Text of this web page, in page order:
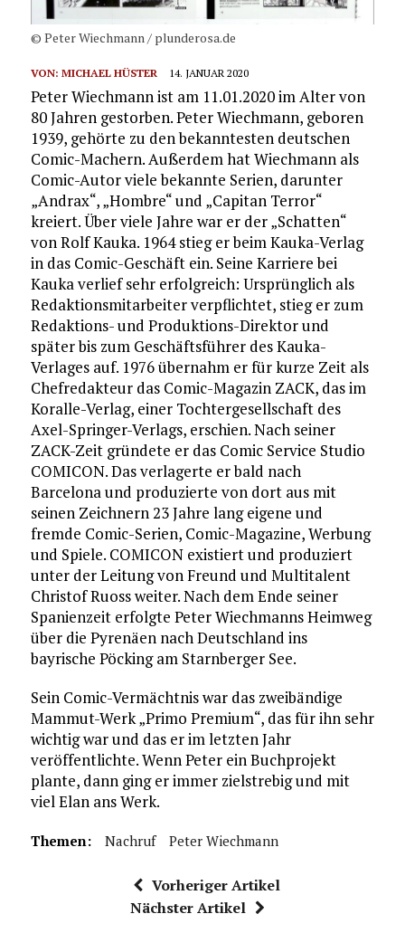
© Peter Wiechmann / plunderosa.de
VON: MICHAEL HÜSTER 14. JANUAR 2020
Peter Wiechmann ist am 11.01.2020 im Alter von
80 Jahren gestorben. Peter Wiechmann, geboren
1939, gehörte zu den bekanntesten deutschen
Comic-Machern. Außerdem hat Wiechmann als
Comic-Autor viele bekannte Serien, darunter
„Andrax“, „Hombre“ und „Capitan Terror“
kreiert. Über viele Jahre war er der „Schatten“
von Rolf Kauka. 1964 stieg er beim Kauka-Verlag
in das Comic-Geschäft ein. Seine Karriere bei
Kauka verlief sehr erfolgreich: Ursprünglich als
Redaktionsmitarbeiter verpflichtet, stieg er zum
Redaktions- und Produktions-Direktor und
später bis zum Geschäftsführer des Kauka-
Verlages auf. 1976 übernahm er für kurze Zeit als
Chefredakteur das Comic-Magazin ZACK, das im
Koralle-Verlag, einer Tochtergesellschaft des
Axel-Springer-Verlags, erschien. Nach seiner
ZACK-Zeit gründete er das Comic Service Studio
COMICON. Das verlagerte er bald nach
Barcelona und produzierte von dort aus mit
seinen Zeichnern 23 Jahre lang eigene und
fremde Comic-Serien, Comic-Magazine, Werbung
und Spiele. COMICON existiert und produziert
unter der Leitung von Freund und Multitalent
Christof Ruoss weiter. Nach dem Ende seiner
Spanienzeit erfolgte Peter Wiechmanns Heimweg
über die Pyrenäen nach Deutschland ins
bayrische Pöcking am Starnberger See.
Sein Comic-Vermächtnis war das zweibändige
Mammut-Werk „Primo Premium“, das für ihn sehr
wichtig war und das er im letzten Jahr
veröffentlichte. Wenn Peter ein Buchprojekt
plante, dann ging er immer zielstrebig und mit
viel Elan ans Werk.
Themen: Nachruf Peter Wiechmann
Vorheriger Artikel
Nächster Artikel